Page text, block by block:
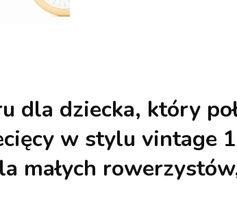
dla dziecka, który
w stylu vintage
małych